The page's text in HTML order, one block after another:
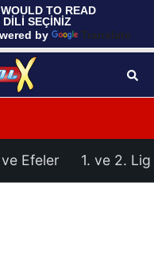
TO READ
SEÇİNİZ
by
Translate
Efeler 1. ve 2. Lig